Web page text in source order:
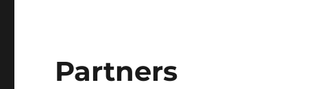
Partners